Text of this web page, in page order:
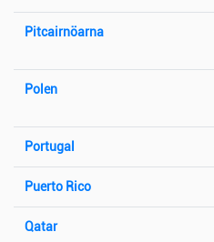
Pitcairnöarna
Polen
Portugal
Puerto Rico
Qatar